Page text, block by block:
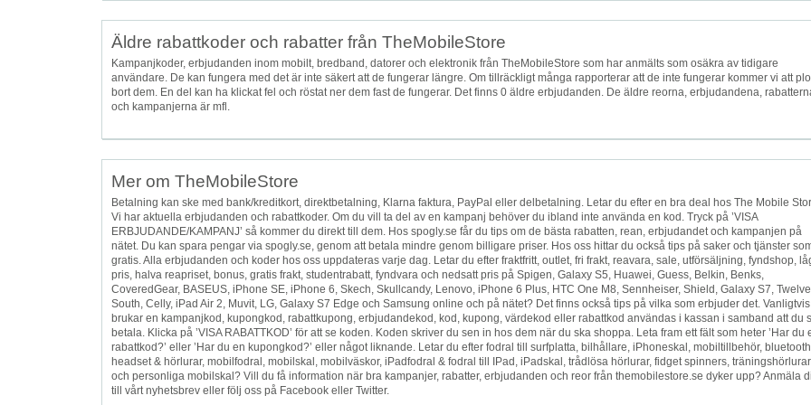
Äldre rabattkoder och rabatter från TheMobileStore
Kampanjkoder, erbjudanden inom mobilt, bredband, datorer och elektronik från TheMobileStore som har anmälts som osäkra av tidigare
användare. De kan fungera med det är inte säkert att de fungerar längre. Om tillräckligt många rapporterar att de inte fungerar kommer vi att
bort dem. En del kan ha klickat fel och röstat ner dem fast de fungerar. Det finns 0 äldre erbjudanden. De äldre reorna, erbjudandena,
och kampanjerna är mfl.
Mer om TheMobileStore
Betalning kan ske med bank/kreditkort, direktbetalning, Klarna faktura, PayPal eller delbetalning. Letar du efter en bra deal hos The Mobile
Vi har aktuella erbjudanden och rabattkoder. Om du vill ta del av en kampanj behöver du ibland inte använda en kod. Tryck på ’VISA
ERBJUDANDE/KAMPANJ’ så kommer du direkt till dem. Hos spogly.se får du tips om de bästa rabatten, rean, erbjudandet och kampanjen på
nätet. Du kan spara pengar via spogly.se, genom att betala mindre genom billigare priser. Hos oss hittar du också tips på saker och tjänster
gratis. Alla erbjudanden och koder hos oss uppdateras varje dag. Letar du efter fraktfritt, outlet, fri frakt, reavara, sale, utförsäljning, fyndshop,
pris, halva reapriset, bonus, gratis frakt, studentrabatt, fyndvara och nedsatt pris på Spigen, Galaxy S5, Huawei, Guess, Belkin, Benks,
CoveredGear, BASEUS, iPhone SE, iPhone 6, Skech, Skullcandy, Lenovo, iPhone 6 Plus, HTC One M8, Sennheiser, Shield, Galaxy S7, Twelve
South, Celly, iPad Air 2, Muvit, LG, Galaxy S7 Edge och Samsung online och på nätet? Det finns också tips på vilka som erbjuder det. Vanligtvis
brukar en kampanjkod, kupongkod, rabattkupong, erbjudandekod, kod, kupong, värdekod eller rabattkod användas i kassan i samband att du
betala. Klicka på ’VISA RABATTKOD’ för att se koden. Koden skriver du sen in hos dem när du ska shoppa. Leta fram ett fält som heter ’Har du
rabattkod?’ eller ’Har du en kupongkod?’ eller något liknande. Letar du efter fodral till surfplatta, bilhållare, iPhoneskal, mobiltillbehör, bluetooth
headset & hörlurar, mobilfodral, mobilskal, mobilväskor, iPadfodral & fodral till IPad, iPadskal, trådlösa hörlurar, fidget spinners, träningshörlurar
och personliga mobilskal? Vill du få information när bra kampanjer, rabatter, erbjudanden och reor från themobilestore.se dyker upp? Anmäla
till vårt nyhetsbrev eller följ oss på Facebook eller Twitter.